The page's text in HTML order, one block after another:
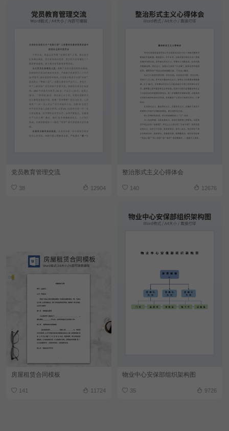
党员教育管理交流
38 12904
整治形式主义心得体会
140 12676
房屋租赁合同模板
141 11724
物业中心安保部组织架构图
35 9726